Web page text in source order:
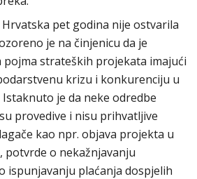
pet godina nije ostvarila
je na činjenicu da je
strateških projekata imajući
krizu i konkurenciju u
je da neke odredbe
provedive i nisu prihvatljive
kao npr. objava projekta u
potvrde o nekažnjavanju
ispunjavanju plaćanja dospjelih